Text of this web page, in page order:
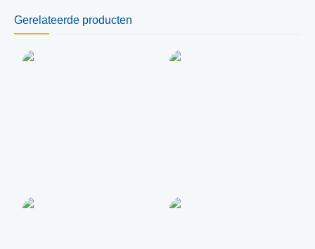
Gerelateerde producten